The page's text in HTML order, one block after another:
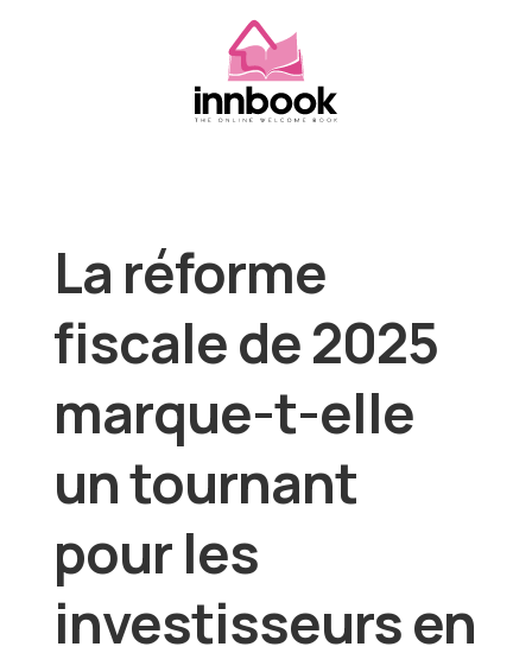
La réforme
fiscale de 2025
marque-t-elle
un tournant
pour les
investisseurs en